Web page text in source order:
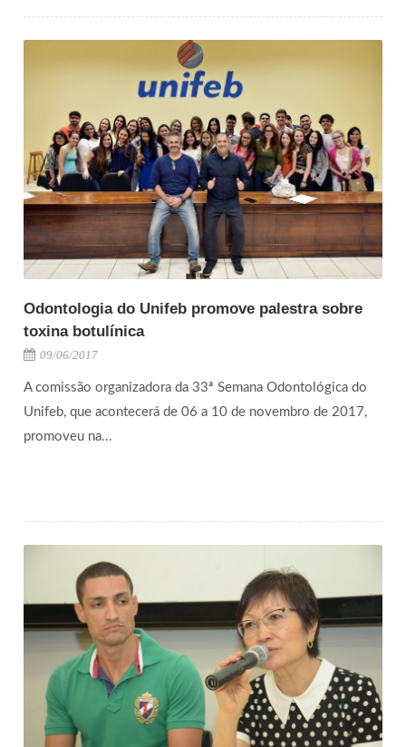
Odontologia do Unifeb promove palestra sobre
toxina botulínica
09/06/2017
A comissão organizadora da 33ª Semana Odontológica do
Unifeb, que acontecerá de 06 a 10 de novembro de 2017,
promoveu na...